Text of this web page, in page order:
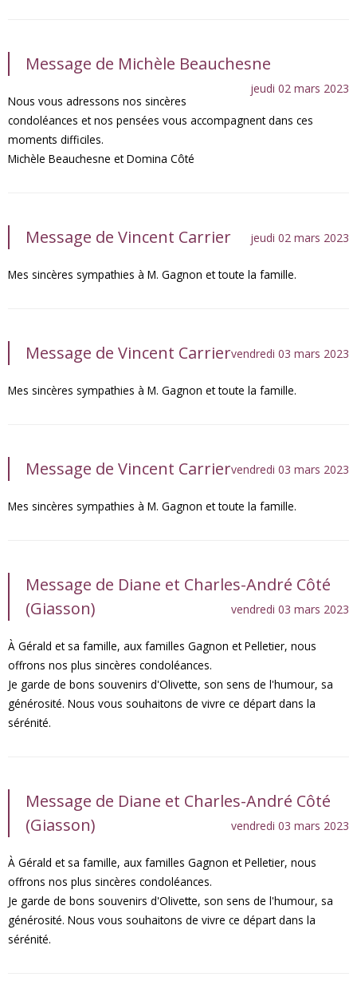
Message de Michèle Beauchesne
jeudi 02 mars 2023
Nous vous adressons nos sincères
condoléances et nos pensées vous accompagnent dans ces
moments difficiles.
Michèle Beauchesne et Domina Côté
Message de Vincent Carrier jeudi 02 mars 2023
Mes sincères sympathies à M. Gagnon et toute la famille.
Message de Vincent Carriervendredi 03 mars 2023
Mes sincères sympathies à M. Gagnon et toute la famille.
Message de Vincent Carriervendredi 03 mars 2023
Mes sincères sympathies à M. Gagnon et toute la famille.
Message de Diane et Charles-André Côté
(Giasson)
vendredi 03 mars 2023
À Gérald et sa famille, aux familles Gagnon et Pelletier, nous
offrons nos plus sincères condoléances.
Je garde de bons souvenirs d'Olivette, son sens de l'humour, sa
générosité. Nous vous souhaitons de vivre ce départ dans la
sérénité.
Message de Diane et Charles-André Côté
(Giasson)
vendredi 03 mars 2023
À Gérald et sa famille, aux familles Gagnon et Pelletier, nous
offrons nos plus sincères condoléances.
Je garde de bons souvenirs d'Olivette, son sens de l'humour, sa
générosité. Nous vous souhaitons de vivre ce départ dans la
sérénité.